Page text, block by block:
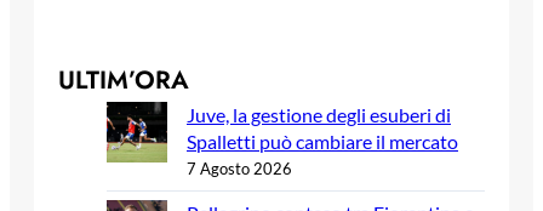
ULTIM’ORA
Juve, la gestione degli esuberi di
Spalletti può cambiare il mercato
7 Agosto 2026